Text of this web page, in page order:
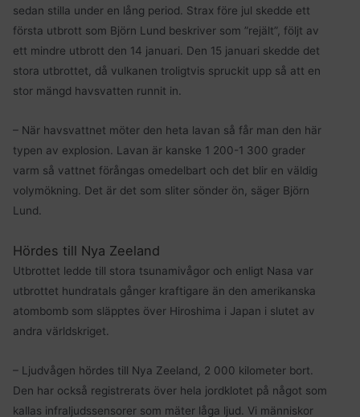
sedan stilla under en lång period. Strax före jul skedde ett
första utbrott som Björn Lund beskriver som ”rejält”, följt av
ett mindre utbrott den 14 januari. Den 15 januari skedde det
stora utbrottet, då vulkanen troligtvis spruckit upp så att en
stor mängd havsvatten runnit in.
– När havsvattnet möter den heta lavan så får man den här
typen av explosion. Lavan är kanske 1 200-1 300 grader
varm så vattnet förångas omedelbart och det blir en väldig
volymökning. Det är det som sliter sönder ön, säger Björn
Lund.
Hördes till Nya Zeeland
Utbrottet ledde till stora tsunamivågor och enligt Nasa var
utbrottet hundratals gånger kraftigare än den amerikanska
atombomb som släpptes över Hiroshima i Japan i slutet av
andra världskriget.
– Ljudvågen hördes till Nya Zeeland, 2 000 kilometer bort.
Den har också registrerats över hela jordklotet på något som
kallas infraljudssensorer som mäter låga ljud. Vi människor